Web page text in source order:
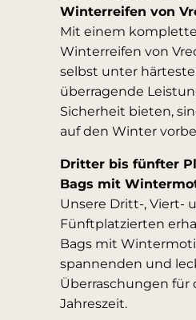
Winterreifen von
Mit einem
Winterreifen von
selbst unter
überragende
Sicherheit bieten,
auf den Winter
Dritter bis fünfter
Bags mit
Unsere Dritt-, Viert-
Fünftplatzierten
Bags mit
spannenden und
Überraschungen für
Jahreszeit.